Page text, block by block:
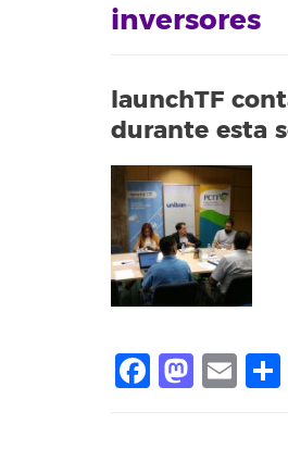
inversores
launchTF
durante esta